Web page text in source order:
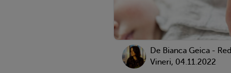
De Bianca Geica -
Vineri, 04.11.2022